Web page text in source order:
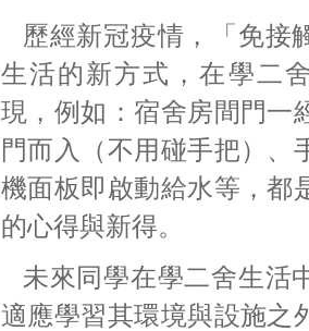
歷經新冠疫情，「免接
生活的新方式，在學二
現，例如：宿舍房間門一
門而入（不用碰手把）、
機面板即啟動給水等，都
的心得與新得。
未來同學在學二舍生活
適應學習其環境與設施之